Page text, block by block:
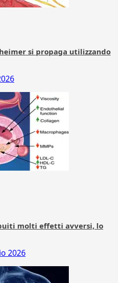
si propaga utilizzando
molti effetti avversi, lo
2026